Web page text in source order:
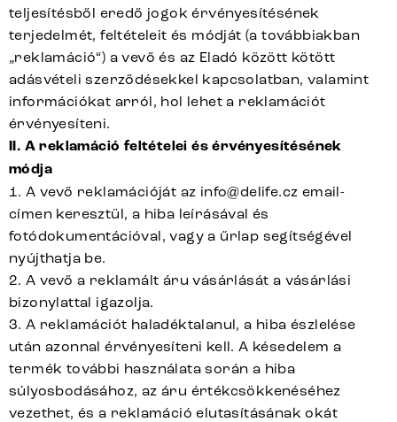
teljesítésből eredő jogok érvényesítésének
terjedelmét, feltételeit és módját (a továbbiakban
„reklamáció“) a vevő és az Eladó között kötött
adásvételi szerződésekkel kapcsolatban, valamint
információkat arról, hol lehet a reklamációt
érvényesíteni.
II. A reklamáció feltételei és érvényesítésének
módja
1. A vevő reklamációját az info@delife.cz email-
címen keresztül, a hiba leírásával és
fotódokumentációval, vagy a űrlap segítségével
nyújthatja be.
2. A vevő a reklamált áru vásárlását a vásárlási
bizonylattal igazolja.
3. A reklamációt haladéktalanul, a hiba észlelése
után azonnal érvényesíteni kell. A késedelem a
termék további használata során a hiba
súlyosbodásához, az áru értékcsökkenéséhez
vezethet, és a reklamáció elutasításának okát